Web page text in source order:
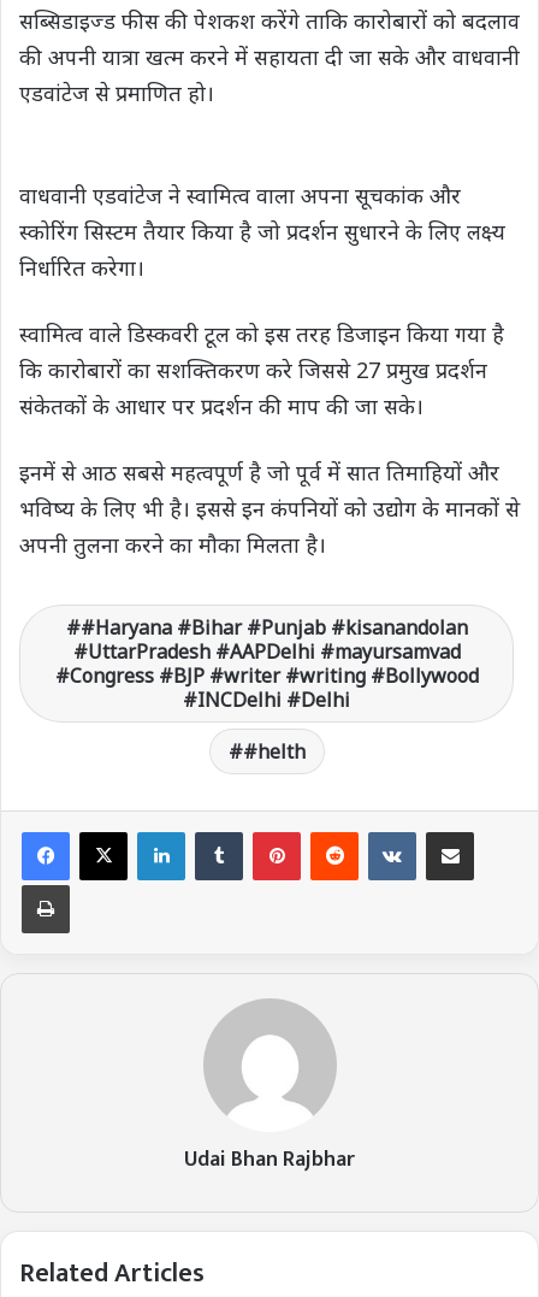
सब्सिडाइज्ड फीस की पेशकश करेंगे ताकि कारोबारों को बदलाव
की अपनी यात्रा खत्म करने में सहायता दी जा सके और वाधवानी
एडवांटेज से प्रमाणित हो।
वाधवानी एडवांटेज ने स्वामित्व वाला अपना सूचकांक और
स्कोरिंग सिस्टम तैयार किया है जो प्रदर्शन सुधारने के लिए लक्ष्य
निर्धारित करेगा।
स्वामित्व वाले डिस्कवरी टूल को इस तरह डिजाइन किया गया है
कि कारोबारों का सशक्तिकरण करे जिससे 27 प्रमुख प्रदर्शन
संकेतकों के आधार पर प्रदर्शन की माप की जा सके।
इनमें से आठ सबसे महत्वपूर्ण है जो पूर्व में सात तिमाहियों और
भविष्य के लिए भी है। इससे इन कंपनियों को उद्योग के मानकों से
अपनी तुलना करने का मौका मिलता है।
#Haryana #Bihar #Punjab #kisanandolan
#UttarPradesh #AAPDelhi #mayursamvad
#Congress #BJP #writer #writing #Bollywood
#INCDelhi #Delhi
#helth
LinkedIn VKontakte
Udai Bhan Rajbhar
Related Articles